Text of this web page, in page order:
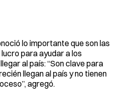
lo importante que son las
para ayudar a los
al país: “Son clave para
llegan al país y no tienen
agregó.